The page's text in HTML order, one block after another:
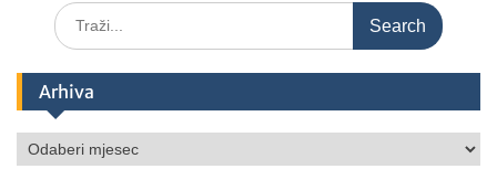
Arhiva